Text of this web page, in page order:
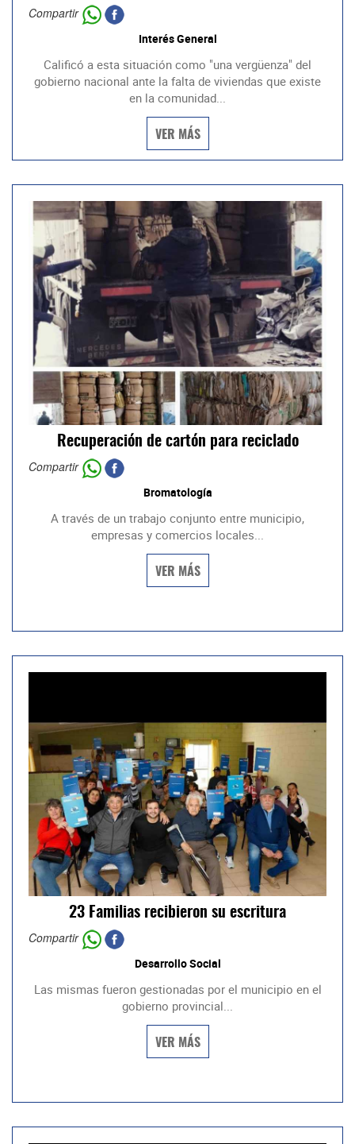
Compartir
Interés General
Calificó a esta situación como "una vergüenza" del
gobierno nacional ante la falta de viviendas que existe
en la comunidad...
VER MÁS
Recuperación de cartón para reciclado
Compartir
Bromatología
A través de un trabajo conjunto entre municipio,
empresas y comercios locales...
VER MÁS
23 Familias recibieron su escritura
Compartir
Desarrollo Social
Las mismas fueron gestionadas por el municipio en el
gobierno provincial...
VER MÁS